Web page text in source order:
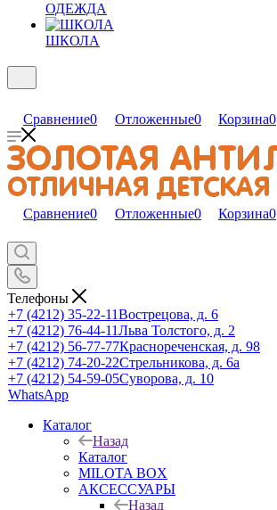
ОДЕЖДА
ШКОЛА
Сравнение0 Отложенные0 Корзина0
Сравнение0 Отложенные0 Корзина0
Телефоны
+7 (4212) 35-22-11Вострецова, д. 6
+7 (4212) 76-44-11Льва Толстого, д. 2
+7 (4212) 56-77-77Краснореченская, д. 98
+7 (4212) 74-20-22Стрельникова, д. 6а
+7 (4212) 54-59-05Суворова, д. 10
WhatsApp
Каталог
Назад
Каталог
MILOTA BOX
АКСЕССУАРЫ
Назад